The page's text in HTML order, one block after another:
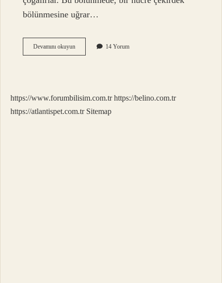
bölünmesine uğrar…
Devamını okuyunMantarlar
Nasıl
14 Yorum
https://www.forumbilisim.com.tr https://belino.com.tr
https://atlantispet.com.tr Sitemap